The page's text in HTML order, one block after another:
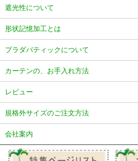
遮光性について
形状記憶加工とは
プラダバティックについて
カーテンの、お手入れ方法
レビュー
規格外サイズのご注文方法
会社案内